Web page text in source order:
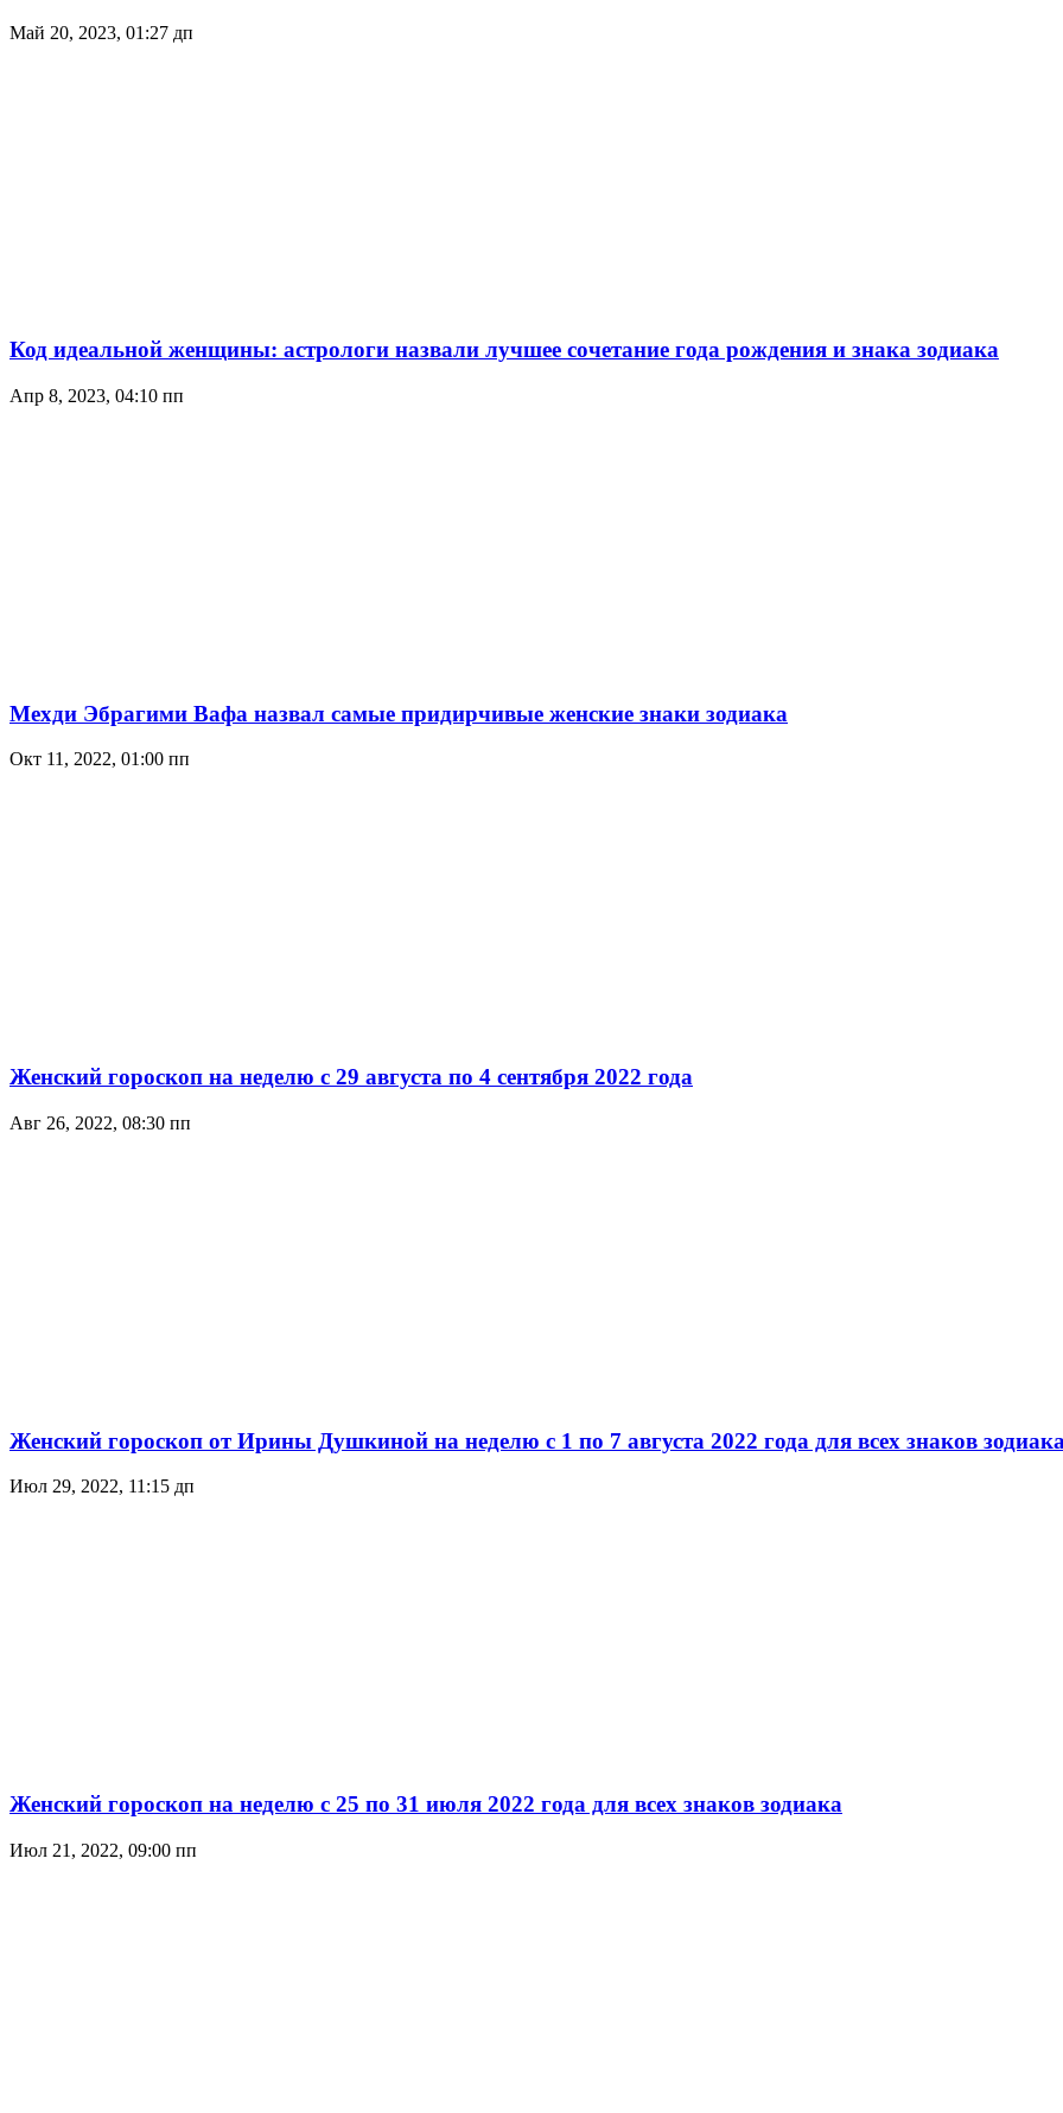
Май 20, 2023, 01:27 дп
Код идеальной женщины: астрологи назвали лучшее сочетание года рождения и знака зодиака
Апр 8, 2023, 04:10 пп
Мехди Эбрагими Вафа назвал самые придирчивые женские знаки зодиака
Окт 11, 2022, 01:00 пп
Женский гороскоп на неделю с 29 августа по 4 сентября 2022 года
Авг 26, 2022, 08:30 пп
Женский гороскоп от Ирины Душкиной на неделю с 1 по 7 августа 2022 года для всех знаков
Июл 29, 2022, 11:15 дп
Женский гороскоп на неделю с 25 по 31 июля 2022 года для всех знаков зодиака
Июл 21, 2022, 09:00 пп